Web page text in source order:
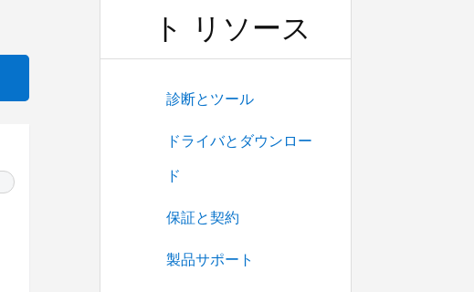
ト リソース
診断とツール
ドライバとダウンロー
ド
保証と契約
製品サポート